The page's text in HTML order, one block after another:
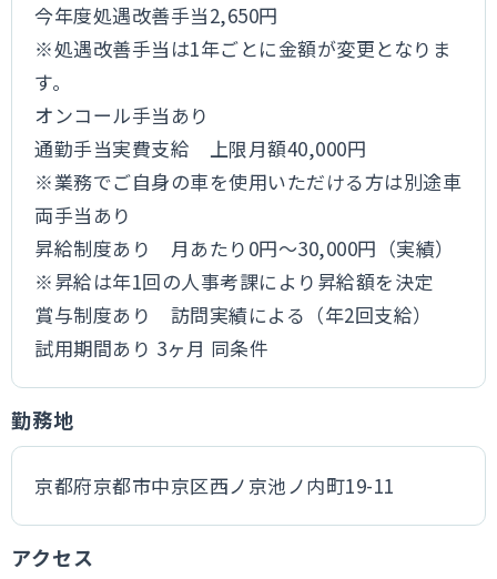
今年度処遇改善手当2,650円
※処遇改善手当は1年ごとに金額が変更となりま
す。
オンコール手当あり
通勤手当実費支給 上限月額40,000円
※業務でご自身の車を使用いただける方は別途車
両手当あり
昇給制度あり 月あたり0円～30,000円（実績）
※昇給は年1回の人事考課により昇給額を決定
賞与制度あり 訪問実績による（年2回支給）
試用期間あり 3ヶ月 同条件
勤務地
京都府京都市中京区西ノ京池ノ内町19-11
アクセス